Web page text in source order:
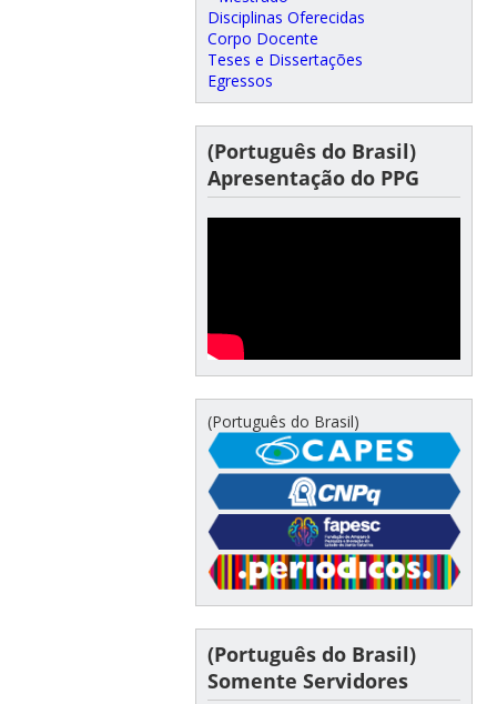
Disciplinas Oferecidas
Corpo Docente
Teses e Dissertações
Egressos
(Português do Brasil)
Apresentação do PPG
(Português do Brasil)
(Português do Brasil)
Somente Servidores